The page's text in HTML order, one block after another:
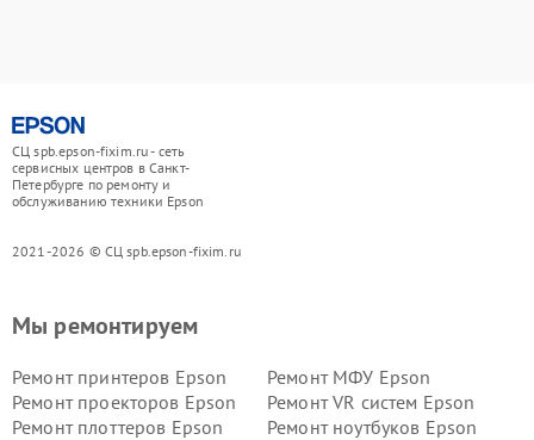
СЦ spb.epson-fixim.ru - сеть
сервисных центров в Санкт-
Петербурге по ремонту и
обслуживанию техники Epson
2021-2026 © СЦ spb.epson-fixim.ru
Мы ремонтируем
Ремонт принтеров Epson
Ремонт МФУ Epson
Ремонт проекторов Epson
Ремонт VR систем Epson
Ремонт плоттеров Epson
Ремонт ноутбуков Epson